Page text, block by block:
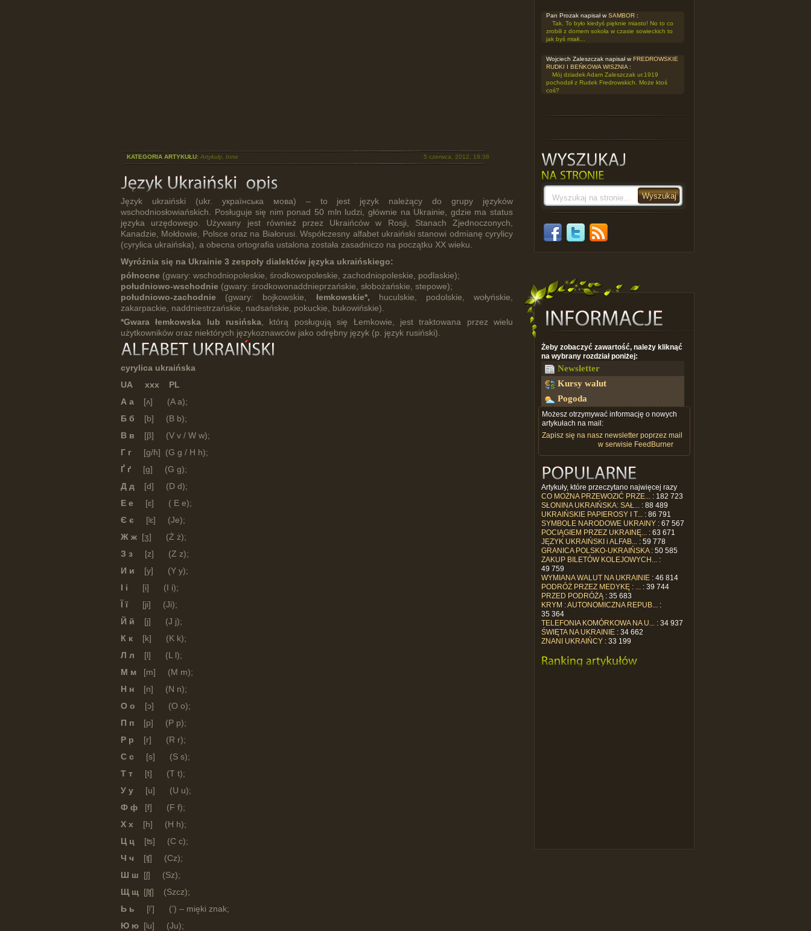
KATEGORIA ARTYKUŁU: Artykuły, Inne 5 czerwca, 2012, 19:38
Język ukraiński (ukr. українська мова) – to jest język należący do grupy języków
wschodniosłowiańskich. Posługuje się nim ponad 50 mln ludzi, głównie na Ukrainie, gdzie ma status
języka urzędowego. Używany jest również przez Ukraińców w Rosji, Stanach Zjednoczonych,
Kanadzie, Mołdowie, Polsce oraz na Białorusi. Współczesny alfabet ukraiński stanowi odmianę cyrylicy
(cyrylica ukraińska), a obecna ortografia ustalona została zasadniczo na początku XX wieku.
Wyróżnia się na Ukrainie 3 zespoły dialektów języka ukraińskiego:
północne (gwary: wschodniopoleskie, środkowopoleskie, zachodniopoleskie, podlaskie);
południowo-wschodnie (gwary: środkowonaddnieprzańskie, słobożańskie, stepowe);
południowo-zachodnie (gwary: bojkowskie, łemkowskie*, huculskie, podolskie, wołyńskie,
zakarpackie, naddniestrzańskie, nadsańskie, pokuckie, bukowińskie).
*Gwara łemkowska lub rusińska , którą posługują się Łemkowie, jest traktowana przez wielu
użytkowników oraz niektórych językoznawców jako odrębny język (p. język rusiński).
cyrylica ukraińska
UA xxx PL
А а [ʌ] (A a);
Б б [b] (B b);
В в [β] (V v / W w);
Г г [g/ɦ] (G g / H h);
Ґ ґ [g] (G g);
Д д [d] (D d);
Е е [ɛ] ( E e);
Є є [ʲɛ] (Je);
Ж ж [ʒ] (Ż ż);
З з [z] (Z z);
И и [y] (Y y);
І і [i] (I i);
Ї ї [ji] (Ji);
Й й [j] (J j);
К к [k] (K k);
Л л [l] (L l);
М м [m] (M m);
Н н [n] (N n);
О о [ɔ] (O o);
П п [p] (P p);
Р р [r] (R r);
С с [s] (S s);
Т т [t] (T t);
У у [u] (U u);
Ф ф [f] (F f);
Х х [h] (H h);
Ц ц [ʦ] (C c);
Ч ч [ʧ] (Cz);
Ш ш [ʃ] (Sz);
Щ щ [ʃʧ] (Szcz);
Ь ь [ʲ’] (’) – mięki znak;
Ю ю [ʲu] (Ju);
Pan Prozak napisał w SAMBOR :
Tak. To było kiedyś pięknie miasto! No to co
zrobili z domem sokoła w czasie sowieckich to
jak byś miałi…
Wojciech Zaleszczak napisał w FREDROWSKIE
RUDKI I BEŃKOWA WISZNIA :
Mój dziadek Adam Zaleszczak ur.1919
pochodził z Rudek Fredrowskich. Może ktoś
coś?
Żeby zobaczyć zawartość, należy kliknąć
na wybrany rozdział poniżej:
Newsletter
Kursy walut
Pogoda
Możesz otrzymywać informację o nowych
artykułach na mail:
Zapisz się na nasz newsletter poprzez mail
w serwisie FeedBurner
Artykuły, które przeczytano najwięcej razy
CO MOŻNA PRZEWOZIĆ PRZE... : 182 723
SŁONINA UKRAIŃSKA: SAŁ... : 88 489
UKRAIŃSKIE PAPIEROSY I T... : 86 791
SYMBOLE NARODOWE UKRAINY : 67 567
POCIĄGIEM PRZEZ UKRAINĘ... : 63 671
JĘZYK UKRAIŃSKI i ALFAB... : 59 778
GRANICA POLSKO-UKRAIŃSKA: 50 585
ZAKUP BILETÓW KOLEJOWYCH... :
49 759
WYMIANA WALUT NA UKRAINIE : 46 814
PODRÓŻ PRZEZ MEDYKĘ : ... : 39 744
PRZED PODRÓŻĄ : 35 683
KRYM : AUTONOMICZNA REPUB... :
35 364
TELEFONIA KOMÓRKOWA NA U... : 34 937
ŚWIĘTA NA UKRAINIE : 34 662
ZNANI UKRAIŃCY : 33 199